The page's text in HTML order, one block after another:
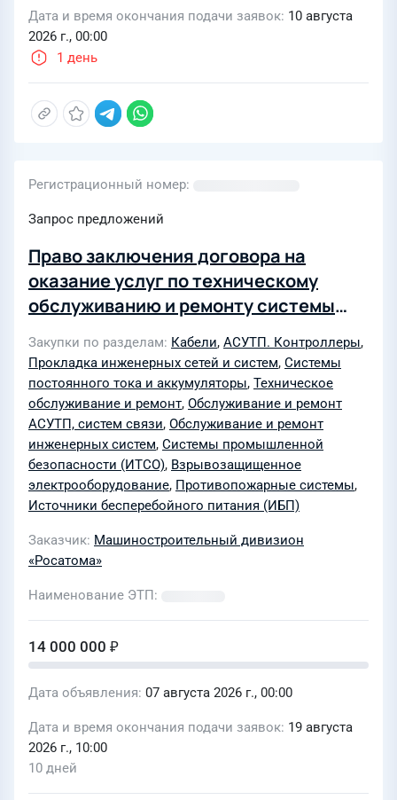
Дата и время окончания подачи заявок 10 августа
2026 г., 00:00
1 день
Регистрационный номер
Запрос предложений
Право заключения договора на
оказание услуг по техническому
обслуживанию и ремонту системы
автоматической пожарной
сигнализации, системы оповещения и
управления эвакуацией и
автоматической установки
пожаротушения
Закупки по разделам Кабели, АСУТП. Контроллеры,
Прокладка инженерных сетей и систем, Системы
постоянного тока и аккумуляторы, Техническое
обслуживание и ремонт, Обслуживание и ремонт
АСУТП, систем связи, Обслуживание и ремонт
инженерных систем, Системы промышленной
безопасности (ИТСО), Взрывозащищенное
электрооборудование, Противопожарные системы,
Источники бесперебойного питания (ИБП)
Заказчик Машиностроительный дивизион
«Росатома»
Наименование ЭТП
14 000 000 ₽
Дата объявления 07 августа 2026 г., 00:00
Дата и время окончания подачи заявок 19 августа
2026 г., 10:00
10 дней